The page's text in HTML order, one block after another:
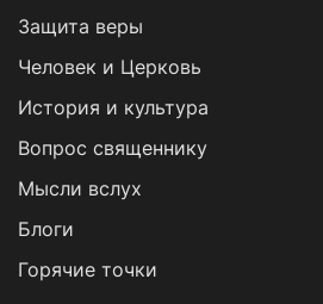
Защита веры
Человек и Церковь
История и культура
Вопрос священнику
Мысли вслух
Блоги
Горячие точки